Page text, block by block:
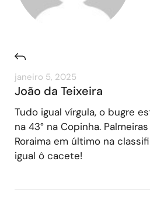
janeiro 5, 2025
João da Teixeira
Tudo igual vírgula, o bugre
na 43° na Copinha.
Roraima em último na
igual ô cacete!